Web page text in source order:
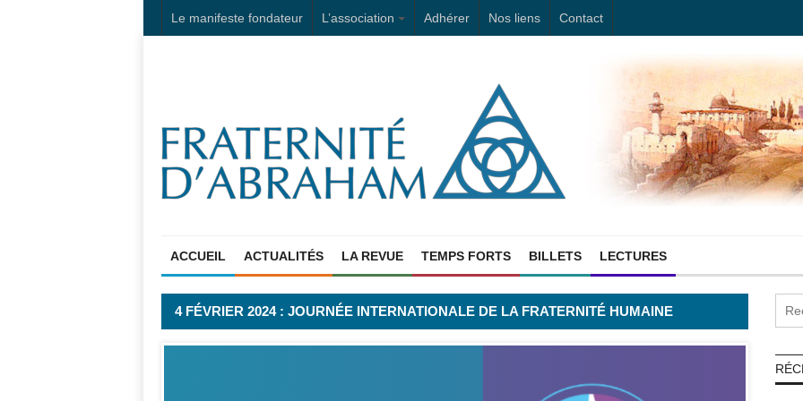
Le manifeste fondateur L’association Adhérer Nos liens Contact
ACCUEIL ACTUALITÉS LA REVUE TEMPS FORTS BILLETS LECTURES
4 FÉVRIER 2024 : JOURNÉE INTERNATIONALE DE LA FRATERNITÉ HUMAINE